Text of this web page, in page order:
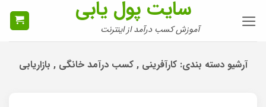
سایت پول یابی
آموزش کسب درآمد از اینترنت
آرشیو دسته بندی:کارآفرینی , کسب درآمد خانگی , بازاریابی